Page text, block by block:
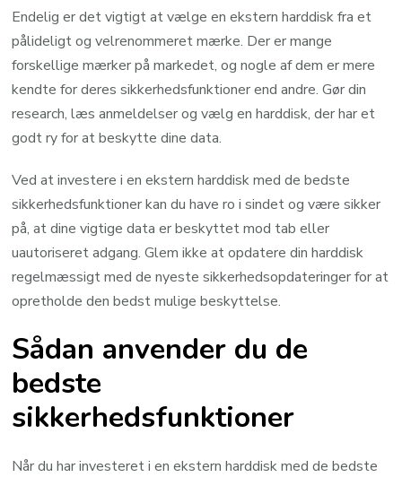
Endelig er det vigtigt at vælge en ekstern harddisk fra et
pålideligt og velrenommeret mærke. Der er mange
forskellige mærker på markedet, og nogle af dem er mere
kendte for deres sikkerhedsfunktioner end andre. Gør din
research, læs anmeldelser og vælg en harddisk, der har et
godt ry for at beskytte dine data.
Ved at investere i en ekstern harddisk med de bedste
sikkerhedsfunktioner kan du have ro i sindet og være sikker
på, at dine vigtige data er beskyttet mod tab eller
uautoriseret adgang. Glem ikke at opdatere din harddisk
regelmæssigt med de nyeste sikkerhedsopdateringer for at
opretholde den bedst mulige beskyttelse.
Sådan anvender du de
bedste
sikkerhedsfunktioner
Når du har investeret i en ekstern harddisk med de bedste